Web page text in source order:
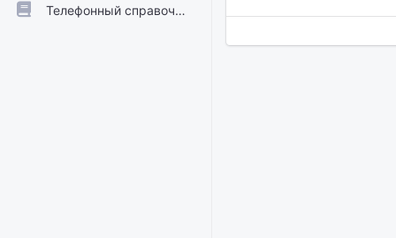
ТГУ.Расписание
Телефонный справочник